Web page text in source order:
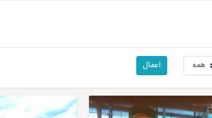
اعمال